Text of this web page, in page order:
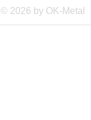
© 2026 by OK-Metal